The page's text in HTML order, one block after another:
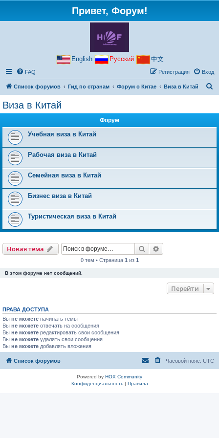
Привет, Форум!
English Русский 中文
FAQ Вход
Регистрация
Список форумов Гид по странам Форум о Китае Виза в Китай
Виза в Китай
Форум
Учебная виза в Китай
Рабочая виза в Китай
Семейная виза в Китай
Бизнес виза в Китай
Туристическая виза в Китай
Новая тема Поиск
0 тем • Страница 1 из 1
В этом форуме нет сообщений.
Перейти
ПРАВА ДОСТУПА
Вы не можете начинать темы
Вы не можете отвечать на сообщения
Вы не можете редактировать свои сообщения
Вы не можете удалять свои сообщения
Вы не можете добавлять вложения
Список форумов Часовой пояс: UTC
Powered by HOX Community
Конфиденциальность| Правила